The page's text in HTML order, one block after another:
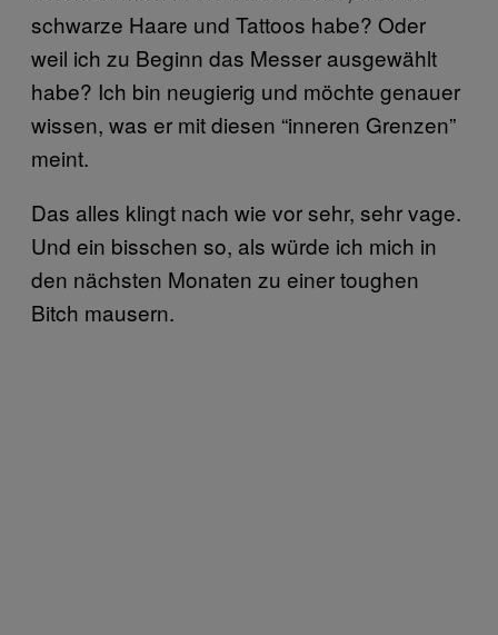
schwarze Haare und Tattoos habe? Oder
weil ich zu Beginn das Messer ausgewählt
habe? Ich bin neugierig und möchte genauer
wissen, was er mit diesen “inneren Grenzen”
meint.
Das alles klingt nach wie vor sehr, sehr vage.
Und ein bisschen so, als würde ich mich in
den nächsten Monaten zu einer toughen
Bitch mausern.